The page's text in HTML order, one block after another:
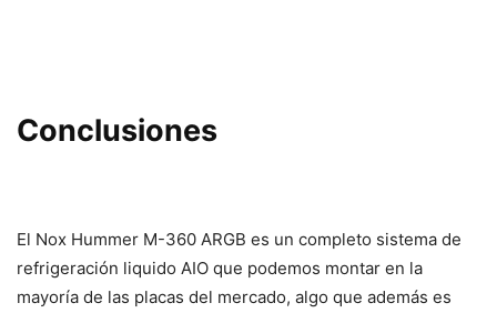
Conclusiones
El Nox Hummer M-360 ARGB es un completo sistema de
refrigeración liquido AIO que podemos montar en la
mayoría de las placas del mercado, algo que además es